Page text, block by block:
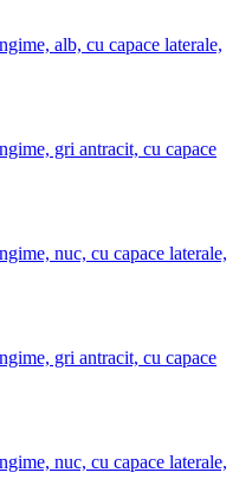
alb, cu capace laterale,
gri antracit, cu capace
nuc, cu capace laterale,
gri antracit, cu capace
nuc, cu capace laterale,